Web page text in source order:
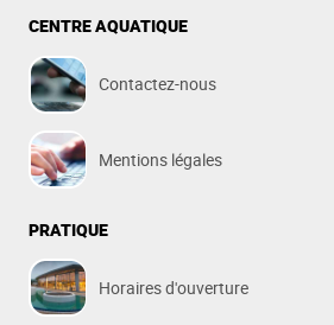
CENTRE AQUATIQUE
Contactez-nous
Mentions légales
PRATIQUE
Horaires d'ouverture